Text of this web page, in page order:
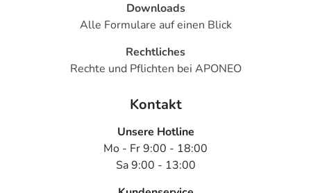
Downloads
Alle Formulare auf einen Blick
Rechtliches
Rechte und Pflichten bei APONEO
Kontakt
Unsere Hotline
Mo - Fr 9:00 - 18:00
Sa 9:00 - 13:00